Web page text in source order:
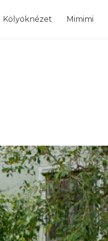
Kölyöknézet Mimimi